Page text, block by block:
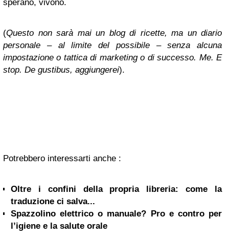
sperano, vivono.
(Questo non sarà mai un blog di ricette, ma un diario
personale – al limite del possibile – senza alcuna
impostazione o tattica di marketing o di successo. Me. E
stop. De gustibus, aggiungerei).
Potrebbero interessarti anche :
Oltre i confini della propria libreria: come la
traduzione ci salva...
Spazzolino elettrico o manuale? Pro e contro per
l’igiene e la salute orale